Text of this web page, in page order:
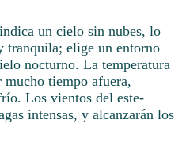
un cielo sin nubes, lo
tranquila; elige un entorno
nocturno. La temperatura
mucho tiempo afuera,
Los vientos del este-
intensas, y alcanzarán los